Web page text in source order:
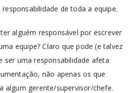
de toda a equipe.
alguém responsável por escrever
equipe? Claro que pode (e talvez
ser uma responsabilidade afeta
não apenas os que
algum gerente/supervisor/chefe.